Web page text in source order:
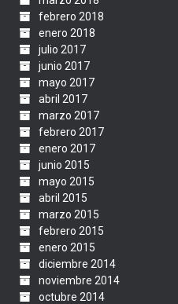
febrero 2018
enero 2018
julio 2017
junio 2017
mayo 2017
abril 2017
marzo 2017
febrero 2017
enero 2017
junio 2015
mayo 2015
abril 2015
marzo 2015
febrero 2015
enero 2015
diciembre 2014
noviembre 2014
octubre 2014